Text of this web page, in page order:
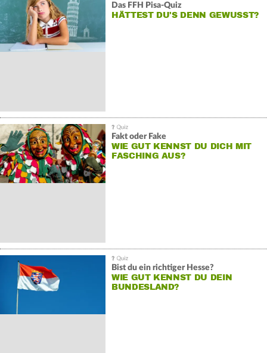
Das FFH Pisa-Quiz
HÄTTEST DU'S DENN GEWUSST?
Fakt oder Fake
WIE GUT KENNST DU DICH MIT
FASCHING AUS?
Bist du ein richtiger Hesse?
WIE GUT KENNST DU DEIN
BUNDESLAND?